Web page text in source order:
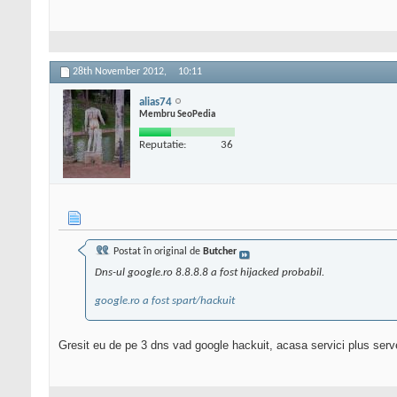
28th November 2012, 10:11
alias74
Membru SeoPedia
Reputatie: 36
Postat în original de Butcher
Dns-ul google.ro 8.8.8.8 a fost hijacked probabil.
google.ro a fost spart/hackuit
Gresit eu de pe 3 dns vad google hackuit, acasa servici plus